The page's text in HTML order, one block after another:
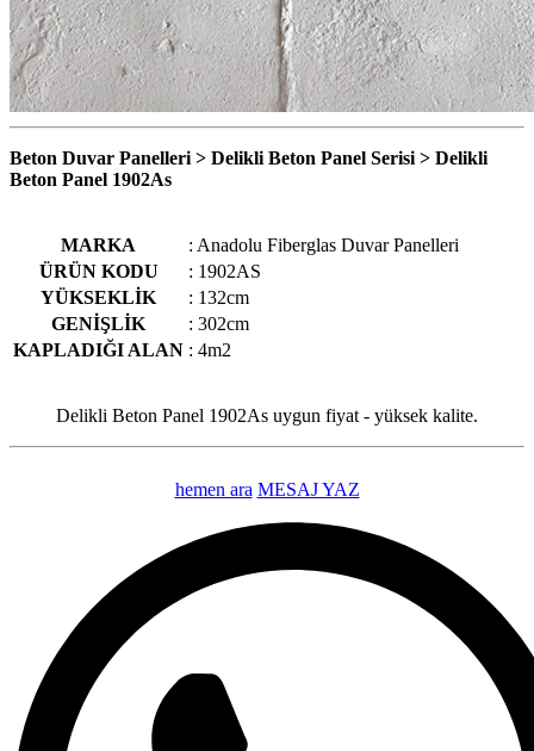
Beton Duvar Panelleri > Delikli Beton Panel Serisi > Delikli
Beton Panel 1902As
MARKA
: Anadolu Fiberglas Duvar Panelleri
ÜRÜN KODU
: 1902AS
YÜKSEKLİK
: 132cm
GENİŞLİK
: 302cm
KAPLADIĞI ALAN : 4m2
Delikli Beton Panel 1902As uygun fiyat - yüksek kalite.
hemen ara MESAJ YAZ